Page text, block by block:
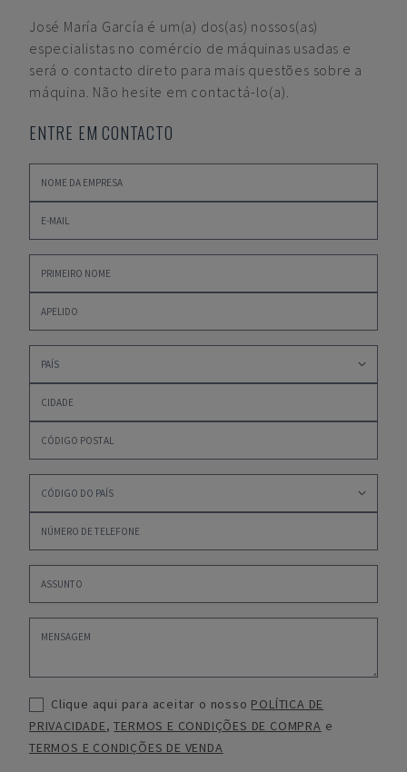
José María García é um(a) dos(as) nossos(as)
especialistas no comércio de máquinas usadas e
será o contacto direto para mais questões sobre a
máquina. Não hesite em contactá-lo(a).
ENTRE EM CONTACTO
Clique aqui para aceitar o nosso POLÍTICA DE
PRIVACIDADE,TERMOS E CONDIÇÕES DE COMPRA e
TERMOS E CONDIÇÕES DE VENDA